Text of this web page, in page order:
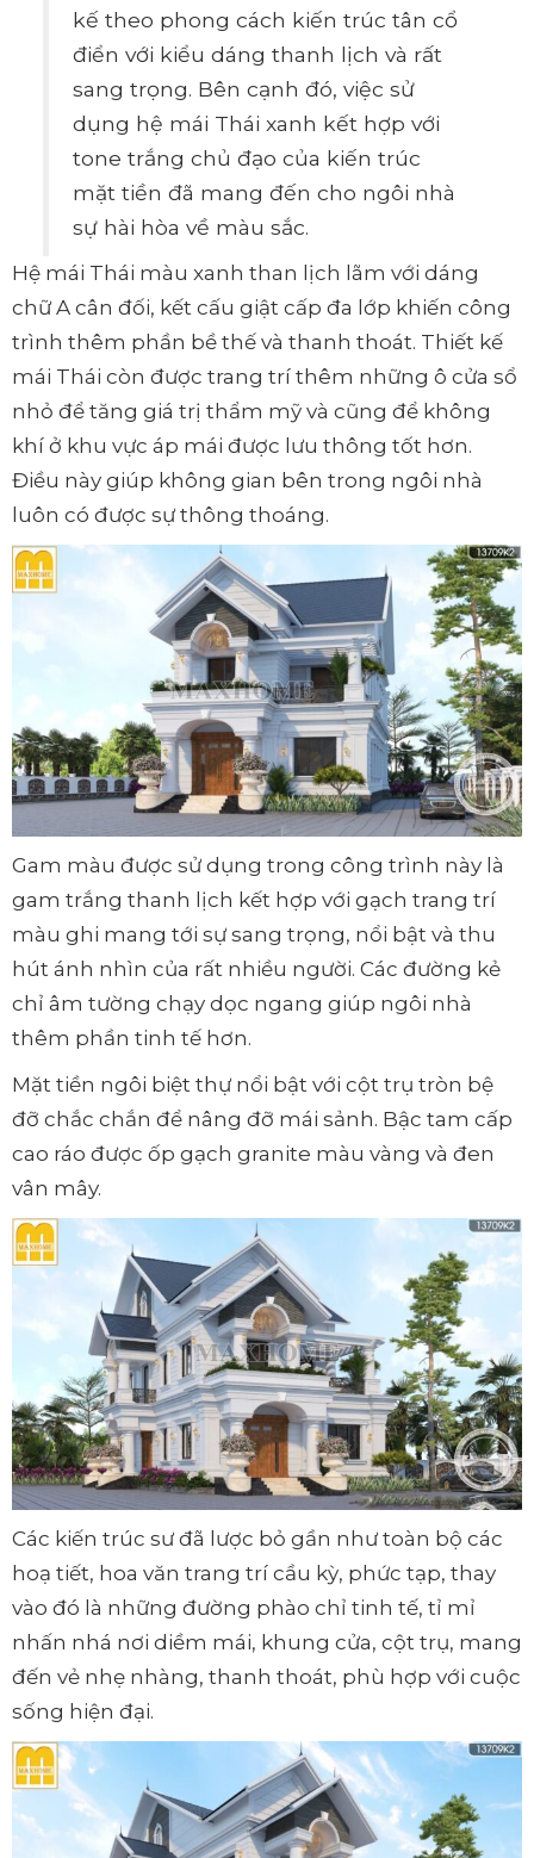
kế theo phong cách kiến trúc tân cổ
điển với kiểu dáng thanh lịch và rất
sang trọng. Bên cạnh đó, việc sử
dụng hệ mái Thái xanh kết hợp với
tone trắng chủ đạo của kiến trúc
mặt tiền đã mang đến cho ngôi nhà
sự hài hòa về màu sắc.
Hệ mái Thái màu xanh than lịch lãm với dáng
chữ A cân đối, kết cấu giật cấp đa lớp khiến công
trình thêm phần bề thế và thanh thoát. Thiết kế
mái Thái còn được trang trí thêm những ô cửa sổ
nhỏ để tăng giá trị thẩm mỹ và cũng để không
khí ở khu vực áp mái được lưu thông tốt hơn.
Điều này giúp không gian bên trong ngôi nhà
luôn có được sự thông thoáng.
Gam màu được sử dụng trong công trình này là
gam trắng thanh lịch kết hợp với gạch trang trí
màu ghi mang tới sự sang trọng, nổi bật và thu
hút ánh nhìn của rất nhiều người. Các đường kẻ
chỉ âm tường chạy dọc ngang giúp ngôi nhà
thêm phần tinh tế hơn.
Mặt tiền ngôi biệt thự nổi bật với cột trụ tròn bệ
đỡ chắc chắn để nâng đỡ mái sảnh. Bậc tam cấp
cao ráo được ốp gạch granite màu vàng và đen
vân mây.
Các kiến trúc sư đã lược bỏ gần như toàn bộ các
hoạ tiết, hoa văn trang trí cầu kỳ, phức tạp, thay
vào đó là những đường phào chỉ tinh tế, tỉ mỉ
nhấn nhá nơi diềm mái, khung cửa, cột trụ, mang
đến vẻ nhẹ nhàng, thanh thoát, phù hợp với cuộc
sống hiện đại.